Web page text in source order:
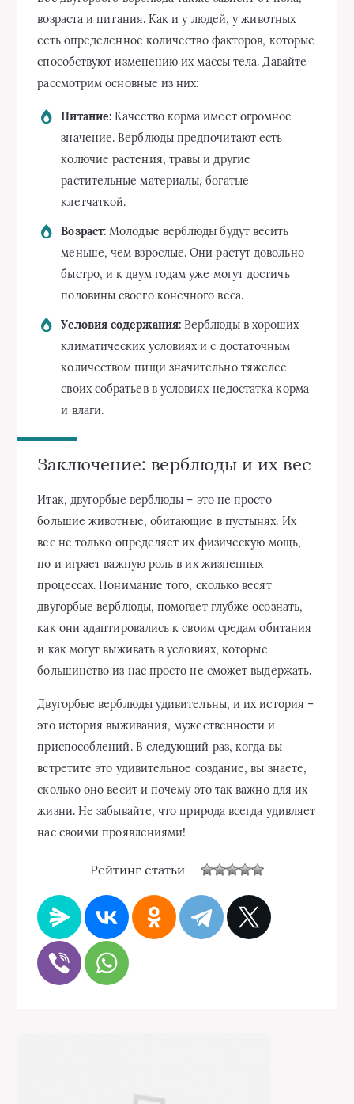
возраста и питания. Как и у людей, у животных
есть определенное количество факторов, которые
способствуют изменению их массы тела. Давайте
рассмотрим основные из них:
Питание: Качество корма имеет огромное
значение. Верблюды предпочитают есть
колючие растения, травы и другие
растительные материалы, богатые
клетчаткой.
Возраст: Молодые верблюды будут весить
меньше, чем взрослые. Они растут довольно
быстро, и к двум годам уже могут достичь
половины своего конечного веса.
Условия содержания:Верблюды в хороших
климатических условиях и с достаточным
количеством пищи значительно тяжелее
своих собратьев в условиях недостатка корма
и влаги.
Заключение: верблюды и их вес
Итак, двугорбые верблюды – это не просто
большие животные, обитающие в пустынях. Их
вес не только определяет их физическую мощь,
но и играет важную роль в их жизненных
процессах. Понимание того, сколько весят
двугорбые верблюды, помогает глубже осознать,
как они адаптировались к своим средам обитания
и как могут выживать в условиях, которые
большинство из нас просто не сможет выдержать.
Двугорбые верблюды удивительны, и их история –
это история выживания, мужественности и
приспособлений. В следующий раз, когда вы
встретите это удивительное создание, вы знаете,
сколько оно весит и почему это так важно для их
жизни. Не забывайте, что природа всегда удивляет
нас своими проявлениями!
Рейтинг статьи